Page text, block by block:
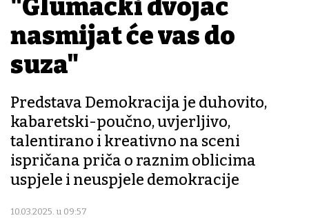
"Glumački dvojac
nasmijat će vas do
suza"
Predstava Demokracija je duhovito,
kabaretski-poučno, uvjerljivo,
talentirano i kreativno na sceni
ispričana priča o raznim oblicima
uspjele i neuspjele demokracije
10.03.2025. u 09:57